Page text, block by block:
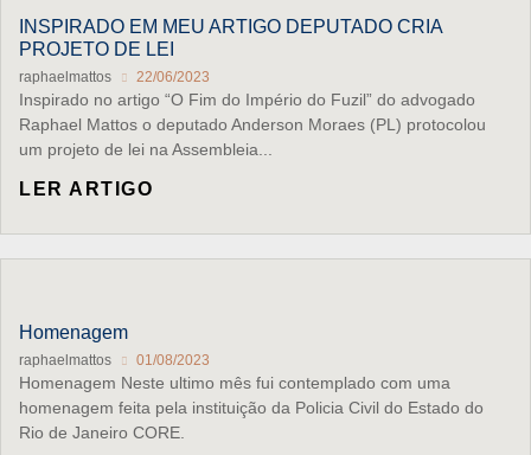
INSPIRADO EM MEU ARTIGO DEPUTADO CRIA
PROJETO DE LEI
raphaelmattos 22/06/2023
Inspirado no artigo “O Fim do Império do Fuzil” do advogado
Raphael Mattos o deputado Anderson Moraes (PL) protocolou
um projeto de lei na Assembleia...
LER ARTIGO
Homenagem
raphaelmattos 01/08/2023
Homenagem Neste ultimo mês fui contemplado com uma
homenagem feita pela instituição da Policia Civil do Estado do
Rio de Janeiro CORE.